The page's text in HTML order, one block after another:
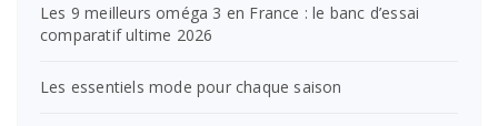
Les 9 meilleurs oméga 3 en France : le banc d’essai
comparatif ultime 2026
Les essentiels mode pour chaque saison